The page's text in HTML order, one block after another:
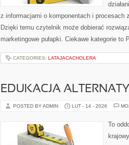
z informacjami o komponentach i
Dzięki temu czytelnik może dobierać
marketingowe pułapki. Ciekawe kategorie
CATEGORIES: LATAJACACHOLERA
EDUKACJA
POSTED BY ADMIN LUT - 14 - 2026
To